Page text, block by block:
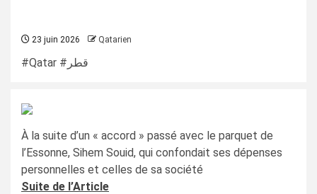
23 juin 2026 Qatarien
#Qatar #قطر
À la suite d’un « accord » passé avec le parquet de
l’Essonne, Sihem Souid, qui confondait ses dépenses
personnelles et celles de sa société
Suite de l’Article